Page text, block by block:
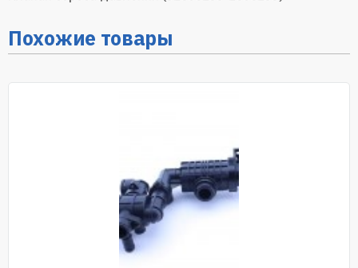
Похожие товары